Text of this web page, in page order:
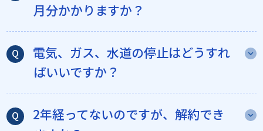
月分かかりますか？
電気、ガス、水道の停止はどうすれ
ばいいですか？
2年経ってないのですが、解約でき